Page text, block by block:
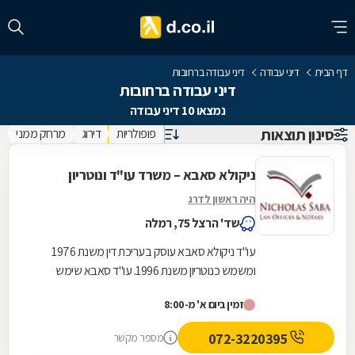
דף הבית דיני עבודה דיני עבודה ברחובות
דיני עבודה ברחובות
נמצאו 10 דיני עבודה
סינון תוצאות פופולריות דירוג מרחק ממני
ניקולא סאבא – משרד עו"ד ונוטריון
היה ראשון לדרג
שד' הרצל 75, רמלה
עו"ד ניקולא סאבא עוסק בעריכת דין משנת 1976
ומשמש כנוטריון משנת 1996. עו"ד סאבא שימש
במשך 4...
זמין ביום א' מ-8:00
מספר מקשר